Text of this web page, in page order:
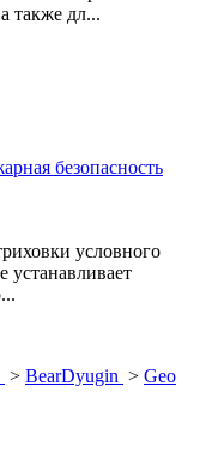
также дл...
безопасность
условного
устанавливает
> BearDyugin > Geo